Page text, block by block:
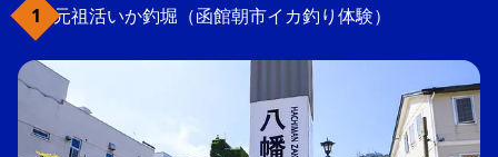
元祖活いか釣堀（函館朝市イカ釣り体験）